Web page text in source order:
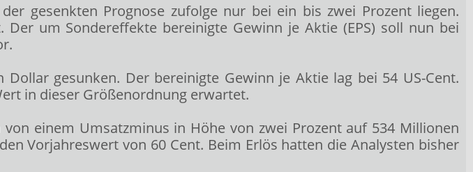
gesenkten Prognose zufolge nur bei ein bis zwei Prozent liegen.
um Sondereffekte bereinigte Gewinn je Aktie (EPS) soll nun bei
gesunken. Der bereinigte Gewinn je Aktie lag bei 54 US-Cent.
in dieser Größenordnung erwartet.
einem Umsatzminus in Höhe von zwei Prozent auf 534 Millionen
Vorjahreswert von 60 Cent. Beim Erlös hatten die Analysten bisher